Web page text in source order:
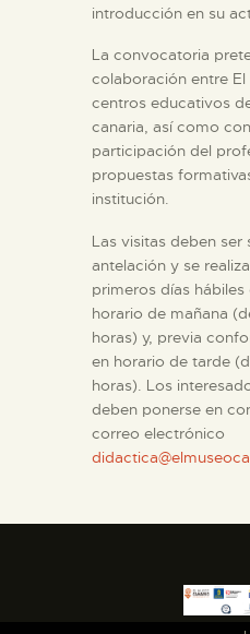
introducción en su
La convocatoria
colaboración entre
centros educativos
canaria, así como
participación del
propuestas
institución.
Las visitas deben
antelación y se
primeros días
horario de mañana
horas) y, previa
en horario de tarde
horas). Los
deben ponerse en
correo electrónico